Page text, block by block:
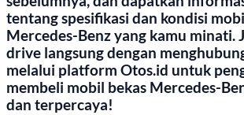
tentang spesifikasi dan kondisi
Mercedes-Benz yang kamu minati.
drive langsung dengan
melalui platform Otos.id untuk
membeli mobil bekas Mercedes-
dan terpercaya!